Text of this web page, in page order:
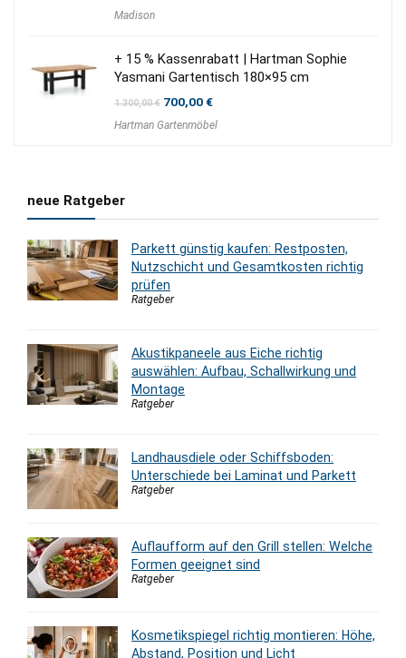
war:
Madison
+ 15 % Kassenrabatt | Hartman Sophie
Yasmani Gartentisch 180×95 cm
1.300,00€ Ursprünglicher
war:
700,00€Aktueller
ist:
Hartman Gartenmöbel
neue Ratgeber
Parkett günstig kaufen: Restposten,
Nutzschicht und Gesamtkosten richtig
prüfen
Ratgeber
Akustikpaneele aus Eiche richtig
auswählen: Aufbau, Schallwirkung und
Montage
Ratgeber
Landhausdiele oder Schiffsboden:
Unterschiede bei Laminat und Parkett
Ratgeber
Auflaufform auf den Grill stellen: Welche
Formen geeignet sind
Ratgeber
Kosmetikspiegel richtig montieren: Höhe,
Abstand, Position und Licht